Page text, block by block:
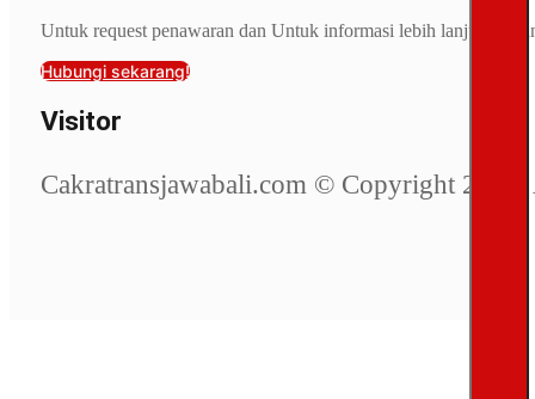
Untuk request penawaran dan Untuk informasi lebih lanjut,
Hubungi sekarang!
Visitor
Cakratransjawabali.com © Copyright 2025.